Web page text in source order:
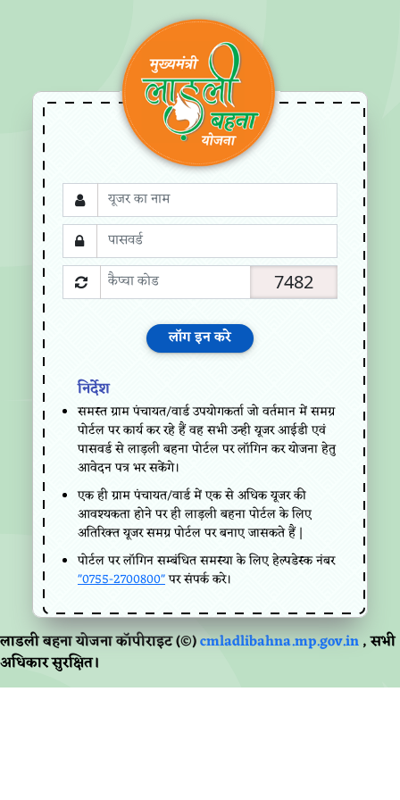
7482
निर्देश
समस्त ग्राम पंचायत/वार्ड उपयोगकर्ता जो वर्तमान में समग्र
पोर्टल पर कार्य कर रहे हैं वह सभी उन्ही यूजर आईडी एवं
पासवर्ड से लाड़ली बहना पोर्टल पर लॉगिन कर योजना हेतु
आवेदन पत्र भर सकेंगे।
एक ही ग्राम पंचायत/वार्ड में एक से अधिक यूजर की
आवश्यकता होने पर ही लाड़ली बहना पोर्टल के लिए
अतिरिक्त यूजर समग्र पोर्टल पर बनाए जासकते हैं |
पोर्टल पर लॉगिन सम्बंधित समस्या के लिए हेल्पडेस्क नंबर
"0755-2700800"पर संपर्क करे।
लाडली बहना योजना कॉपीराइट (©)cmladlibahna.mp.gov.in, सभी
अधिकार सुरक्षित।